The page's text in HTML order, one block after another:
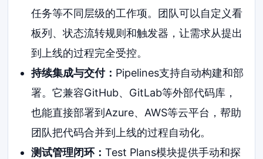
任务等不同层级的工作项。团队可以自定义看
板列、状态流转规则和触发器，让需求从提出
到上线的过程完全受控。
持续集成与交付： Pipelines支持自动构建和部
署。它兼容GitHub、GitLab等外部代码库，
也能直接部署到Azure、AWS等云平台，帮助
团队把代码合并到上线的过程自动化。
测试管理闭环： Test Plans模块提供手动和探